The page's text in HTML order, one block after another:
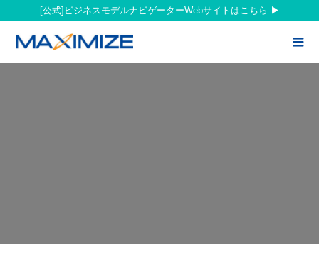
[公式]ビジネスモデルナビゲーターWebサイトはこちら